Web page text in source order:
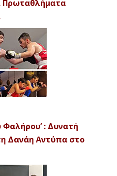
Πρωταθλήματα
: Δυνατή
Δανάη Αντύπα στο